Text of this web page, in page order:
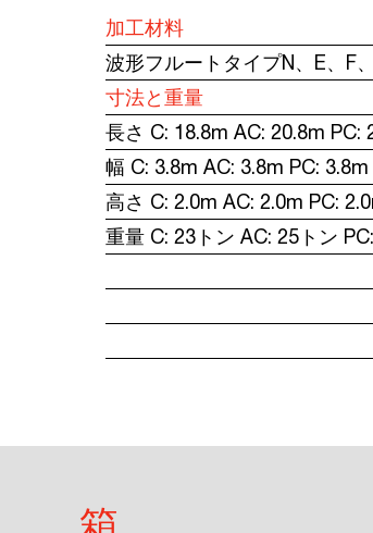
加工材料
波形フルートタイプN、E、F
寸法と重量
長さ C: 18.8m AC: 20.8m PC:
幅 C: 3.8m AC: 3.8m PC:
高さ C: 2.0m AC: 2.0m PC:
重量 C: 23トン AC: 25トン